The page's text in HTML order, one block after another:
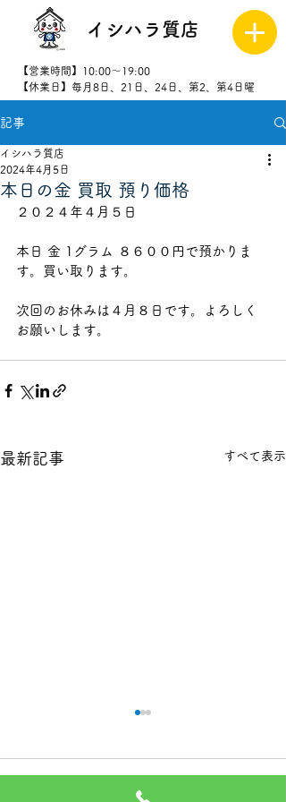
イシハラ質店
【営業時間】10:00～19:00
【休業日】毎月8日、21日、24日、第2、第4日曜
8523
記事
本日の金 買取 預り価格
イシハラ質店
2024年4月5日
２０２４年４月５日
本日 金 1グラム ８６００円で預かりま
す。買い取ります。
次回のお休みは４月８日です。よろしく
お願いします。
最新記事 すべて表示
格